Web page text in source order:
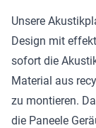
Unsere
Design mit
sofort die
Material aus
zu montieren.
die Paneele